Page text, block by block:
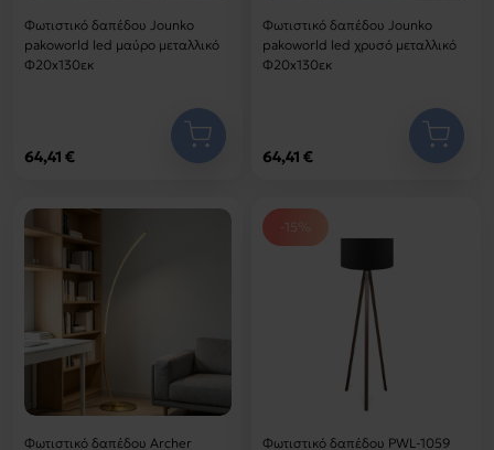
Φωτιστικό δαπέδου Jounko
pakoworld led μαύρο μεταλλικό
Φ20x130εκ
64,41 €
Φωτιστικό δαπέδου Jounko
pakoworld led χρυσό μεταλλικό
Φ20x130εκ
64,41 €
Φωτιστικό δαπέδου Archer
-15%
Φωτιστικό δαπέδου PWL-1059